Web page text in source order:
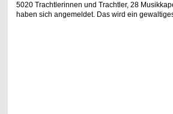
5020 Trachtlerinnen und Trachtler, 28
haben sich angemeldet. Das wird ein